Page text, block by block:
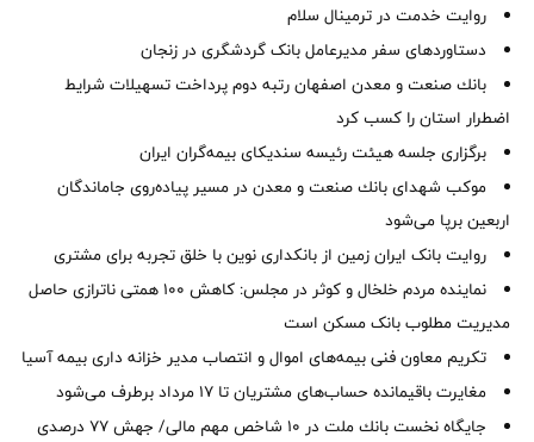
روایت خدمت در ترمینال سلام
دستاوردهای سفر مدیرعامل بانک گردشگری در زنجان
بانك صنعت و معدن اصفهان رتبه دوم پرداخت تسهیلات شرایط
اضطرار استان را كسب كرد
برگزاری جلسه هیئت رئیسه سندیکای بیمه‌گران ایران
موكب شهدای بانك صنعت و معدن در مسیر پیاده‌روی جاماندگان
اربعین برپا می‌شود
روایت بانک ایران زمین از بانکداری نوین با خلق تجربه برای مشتری
نماینده مردم خلخال و کوثر در مجلس: کاهش ۱۰۰ همتی ناترازی حاصل
مدیریت مطلوب بانک مسکن است
تکریم معاون فنی بیمه‌های اموال و انتصاب مدیر خزانه داری بیمه آسیا
مغایرت‌ باقیمانده حساب‌های مشتریان تا ۱۷ مرداد برطرف می‌شود
جایگاه نخست بانك ملت در 10 شاخص مهم مالی/ جهش 77 درصدی